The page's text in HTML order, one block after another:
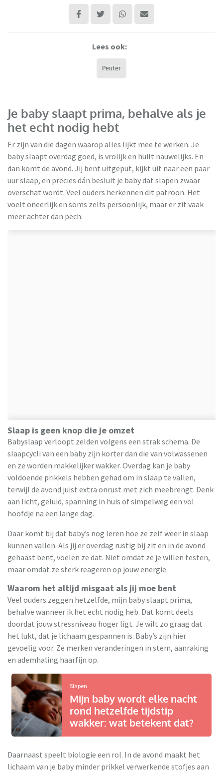
Lees ook:
Peuter
Je baby slaapt prima, behalve als je
het echt nodig hebt
Er zijn van die dagen waarop alles lijkt mee te werken. Je
baby slaapt overdag goed, is vrolijk en huilt nauwelijks. En
dan komt de avond. Jij bent uitgeput, kijkt uit naar een paar
uur slaap, en precies dán besluit je baby dat slapen zwaar
overschat wordt. Veel ouders herkennen dit patroon. Het
voelt oneerlijk en soms zelfs persoonlijk, maar er zit vaak
meer achter dan pech.
Slaap is geen knop die je omzet
Babyslaap verloopt zelden volgens een strak schema. De
slaapcycli van een baby zijn korter dan die van volwassenen
en ze worden makkelijker wakker. Overdag kan je baby
voldoende prikkels hebben gehad om in slaap te vallen,
terwijl de avond juist extra onrust met zich meebrengt. Denk
aan licht, geluid, spanning in huis of simpelweg een vol
hoofdje na een lange dag.
Daar komt bij dat baby’s nog leren hoe ze zelf weer in slaap
kunnen vallen. Als jij er overdag rustig bij zit en in de avond
gehaast bent, voelen ze dat. Niet omdat ze je willen testen,
maar omdat ze sterk reageren op jouw energie.
Waarom het altijd misgaat als jij moe bent
Veel ouders zeggen hetzelfde, mijn baby slaapt prima,
behalve wanneer ik het echt nodig heb. Dat komt deels
doordat jouw stressniveau hoger ligt. Je wilt zo graag dat
het lukt, dat je lichaam gespannen is. Baby’s zijn hier
gevoelig voor. Ze merken veranderingen in stem, aanraking
en ademhaling haarfijn op.
Slapen
Mijn baby wordt elke nacht
rond hetzelfde tijdstip
wakker: wat betekent dat?
Daarnaast speelt biologie een rol. In de avond maakt het
lichaam van je baby minder prikkel verwerkende stofjes aan